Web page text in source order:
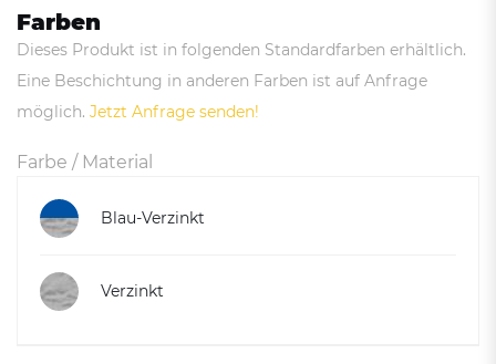
Farben
Dieses Produkt ist in folgenden Standardfarben erhältlich.
Eine Beschichtung in anderen Farben ist auf Anfrage
möglich. Jetzt Anfrage senden!
Farbe / Material
Blau-Verzinkt
Verzinkt